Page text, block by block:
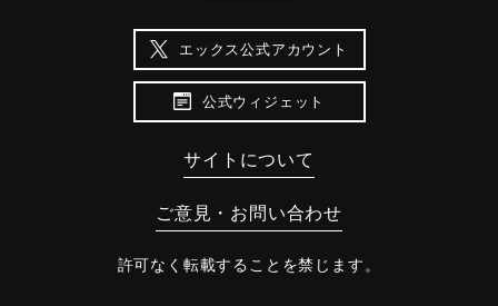
エックス公式アカウント
公式ウィジェット
サイトについて
ご意見・お問い合わせ
許可なく転載することを禁じます。